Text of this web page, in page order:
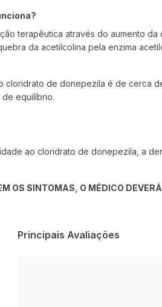
terapêutica através do aumento
da acetilcolina pela enzima
de donepezila é de cerca
equilíbrio.
ao cloridrato de donepezila, a
OS SINTOMAS, O MÉDICO
Principais Avaliações